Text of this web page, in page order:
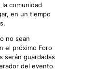
comunidad
en un tiempo
no sean
el próximo Foro
serán guardadas
del evento.